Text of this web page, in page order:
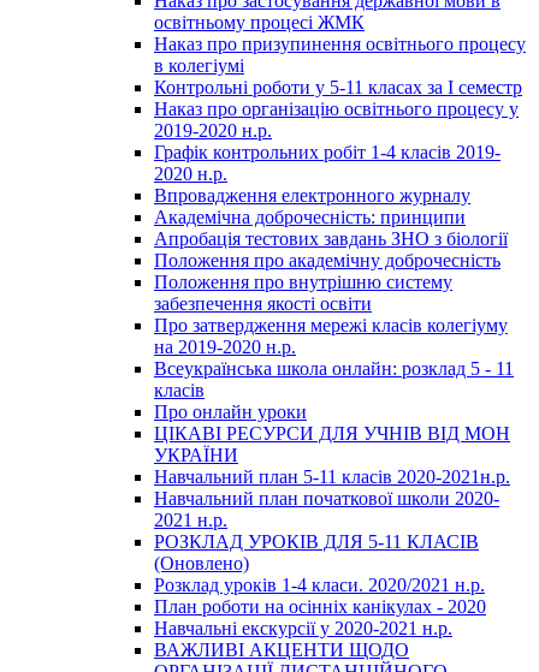
освітньому процесі ЖМК
Наказ про призупинення освітнього процесу
в колегіумі
Контрольні роботи у 5-11 класах за І семестр
Наказ про організацію освітнього процесу у
2019-2020 н.р.
Графік контрольних робіт 1-4 класів 2019-
2020 н.р.
Впровадження електронного журналу
Академічна доброчесність: принципи
Апробація тестових завдань ЗНО з біології
Положення про академічну доброчесність
Положення про внутрішню систему
забезпечення якості освіти
Про затвердження мережі класів колегіуму
на 2019-2020 н.р.
Всеукраїнська школа онлайн: розклад 5 - 11
класів
Про онлайн уроки
ЦІКАВІ РЕСУРСИ ДЛЯ УЧНІВ ВІД МОН
УКРАЇНИ
Навчальний план 5-11 класів 2020-2021н.р.
Навчальний план початкової школи 2020-
2021 н.р.
РОЗКЛАД УРОКІВ ДЛЯ 5-11 КЛАСІВ
(Оновлено)
Розклад уроків 1-4 класи. 2020/2021 н.р.
План роботи на осінніх канікулах - 2020
Навчальні екскурсії у 2020-2021 н.р.
ВАЖЛИВІ АКЦЕНТИ ЩОДО